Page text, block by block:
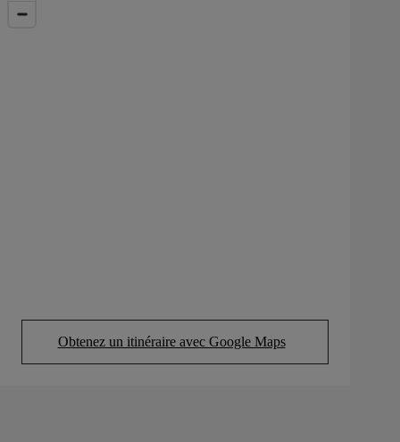
Obtenez un itinéraire avec Google Maps
(Opens in new tab)